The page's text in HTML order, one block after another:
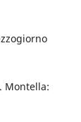
Montella: